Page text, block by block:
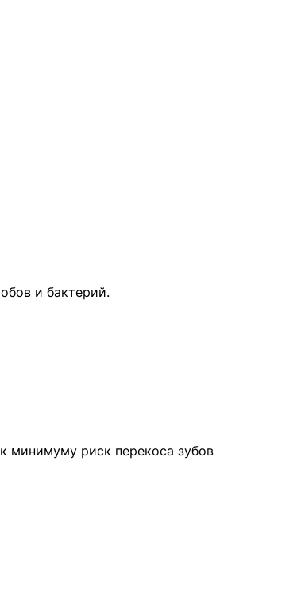
и бактерий.
минимуму риск перекоса зубов